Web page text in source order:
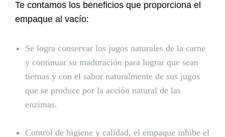
Te contamos los beneficios que proporciona el
empaque al vacío:
Se logra conservar los jugos naturales de la carne
y continuar su maduración para lograr que sean
tiernas y con el sabor naturalmente de sus jugos
que se produce por la acción natural de las
enzimas.⁣
Control de higiene y calidad, el empaque inhibe el